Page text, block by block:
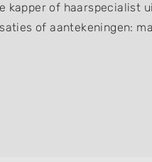
kapper of haarspecialist
of aantekeningen:
kinderkapper,